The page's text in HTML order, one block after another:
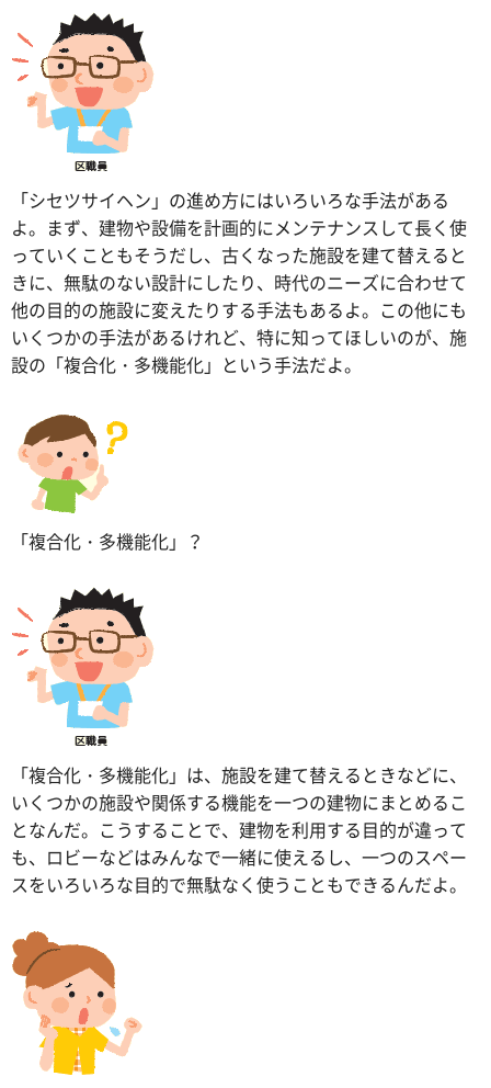
「シセツサイヘン」の進め方にはいろいろな手法がある
よ。まず、建物や設備を計画的にメンテナンスして長く使
っていくこともそうだし、古くなった施設を建て替えると
きに、無駄のない設計にしたり、時代のニーズに合わせて
他の目的の施設に変えたりする手法もあるよ。この他にも
いくつかの手法があるけれど、特に知ってほしいのが、施
設の「複合化・多機能化」という手法だよ。
「複合化・多機能化」？
「複合化・多機能化」は、施設を建て替えるときなどに、
いくつかの施設や関係する機能を一つの建物にまとめるこ
となんだ。こうすることで、建物を利用する目的が違って
も、ロビーなどはみんなで一緒に使えるし、一つのスペー
スをいろいろな目的で無駄なく使うこともできるんだよ。